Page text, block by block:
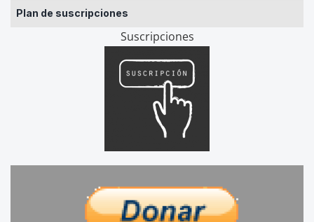
Plan de suscripciones
Suscripciones